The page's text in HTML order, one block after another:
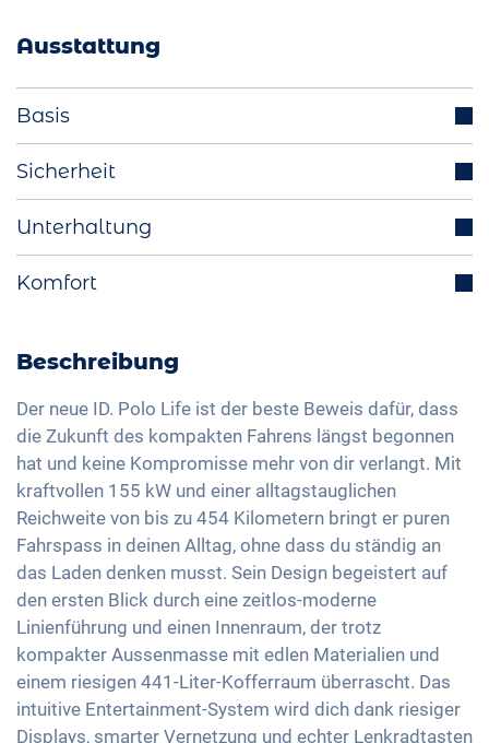
Ausstattung
Basis
Aussenspiegel elektrisch einklappbar
Multifunktionslenkrad
Fahrmodiauswahl (z.B. Eco, Sport, Normal)
LED-Rückleuchten
Aussenspiegel elektrisch verstellbar
Innenspiegel automatisch abblendend
Regensensor
17 Zoll Alufelgen
Sicherheit
Isofix
Fernlichtassistent
Müdigkeitserkennung
Reifendruckkontrolle
Notbremsassistent
Fussgängererkennung
Spurwechselassistent
Unterhaltung
Freisprechanlage
Sprachsteuerung
Apple Car Play
Android Auto
Touchscreen
Wireless Charging
Full Digital Cockpit
USB-C Schnittstelle
Komfort
2-Zonen Klimaautomatik
Sitzheizung vorne
Sitze Stoff
Sportsitze
Getönte Scheiben
Lenkradheizung
Standklimatisierung
Mittelarmlehne für Vordersitze
Standheizung
Umklappbare Sitze
Beschreibung
Der neue ID. Polo Life ist der beste Beweis dafür, dass
die Zukunft des kompakten Fahrens längst begonnen
hat und keine Kompromisse mehr von dir verlangt. Mit
kraftvollen 155 kW und einer alltagstauglichen
Reichweite von bis zu 454 Kilometern bringt er puren
Fahrspass in deinen Alltag, ohne dass du ständig an
das Laden denken musst. Sein Design begeistert auf
den ersten Blick durch eine zeitlos-moderne
Linienführung und einen Innenraum, der trotz
kompakter Aussenmasse mit edlen Materialien und
einem riesigen 441-Liter-Kofferraum überrascht. Das
intuitive Entertainment-System wird dich dank riesiger
Displays, smarter Vernetzung und echter Lenkradtasten